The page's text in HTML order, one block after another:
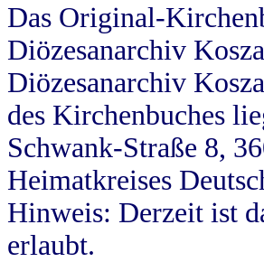
Das Original-
Diözesanarchiv
Diözesanarchiv
des Kirchenbuches
Schwank-Straße 8,
Heimatkreises
Hinweis: Derzeit ist
erlaubt.